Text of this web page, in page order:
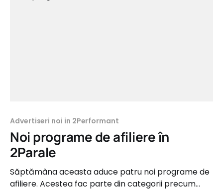
Advertiseri noi in 2Performant
Noi programe de afiliere în
2Parale
Săptămâna aceasta aduce patru noi programe de
afiliere. Acestea fac parte din categorii precum